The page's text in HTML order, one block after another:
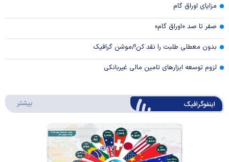
مزایای اوراق گام
صفر تا صد «اوراق گام»
بدون معطلی طلبت را نقد کن!/موشن گرافیک
لزوم توسعه ابزارهای تامین مالی غیربانکی
اینفوگرافیک بیشتر